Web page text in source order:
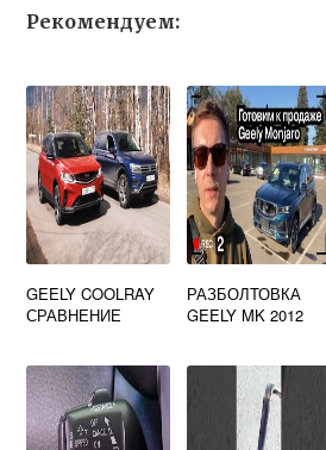
Рекомендуем:
GEELY COOLRAY
СРАВНЕНИЕ
РАЗБОЛТОВКА
GEELY MK 2012